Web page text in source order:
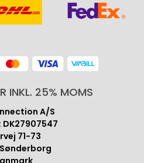
INKL. 25% MOMS
A/S
DK27907547
71-73